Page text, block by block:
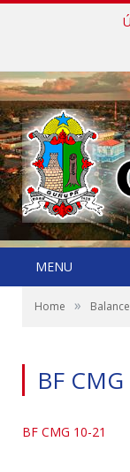
MENU
Home »
BF
BF CMG 10-21